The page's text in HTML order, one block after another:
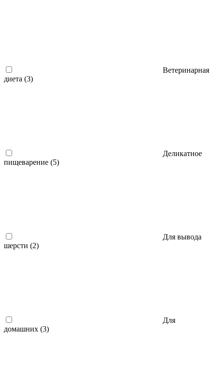
Ветеринарная
диета (3)
Деликатное
пищеварение (5)
Для вывода
шерсти (2)
Для
домашних (3)